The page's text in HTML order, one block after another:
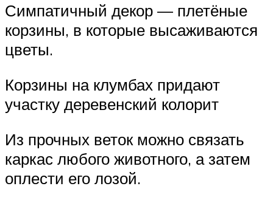
Симпатичный декор — плетёные
корзины, в которые высаживаются
цветы.
Корзины на клумбах придают
участку деревенский колорит
Из прочных веток можно связать
каркас любого животного, а затем
оплести его лозой.